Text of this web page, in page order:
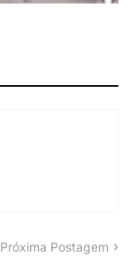
Próxima Postagem